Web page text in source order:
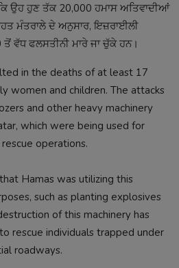
ਉਹ ਹੁਣ ਤੱਕ 20,000 ਹਮਾਸ ਅਤਿਵਾਦੀਆਂ
ਮੰਤਰਾਲੇ ਦੇ ਅਨੁਸਾਰ, ਇਜ਼ਰਾਈਲੀ
ਵੱਧ ਫਲਸਤੀਨੀ ਮਾਰੇ ਜਾ ਚੁੱਕੇ ਹਨ।
in the deaths of at least 17
women and children. The attacks
and other heavy machinery
which were being used for
operations.
Hamas was utilizing this
such as planting explosives
of this machinery has
rescue individuals trapped under
roadways.